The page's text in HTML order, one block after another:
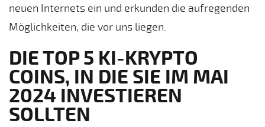
neuen Internets ein und erkunden die aufregenden
Möglichkeiten, die vor uns liegen.
DIE TOP 5 KI-KRYPTO
COINS, IN DIE SIE IM MAI
2024 INVESTIEREN
SOLLTEN